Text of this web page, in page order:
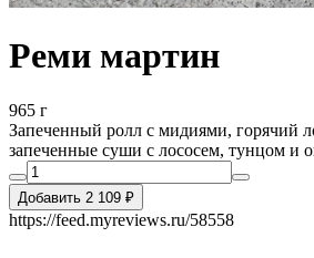
Реми мартин
965 г
Запеченный ролл с мидиями, горячий
запеченные суши с лососем, тунцом и
Добавить 2 109 ₽
https://feed.myreviews.ru/58558